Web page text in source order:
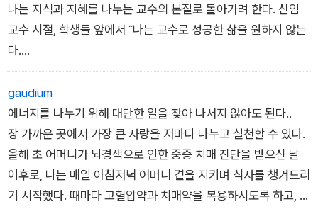
나는 지식과 지혜를 나누는 교수의 본질로 돌아가려 한다. 신임
교수 시절, 학생들 앞에서 ˝나는 교수로 성공한 삶을 원하지 않는
다.
자연의 원리를 탐구하기를 즐거워하며 지식을 나누는 행복한 과
학자가 될 것이다˝라고 선언한 약속을 지킬 것이다. 후배 연구자
들에게 지식의 씨앗을 나누고 필요하다면 기회를 양보하겠다. 정
상에오르는 방법만이 아니라 물러날 줄 아는 길까지도 후배들에
게 전수할 수 있다면, 그것은 내가 살아온 치열한 교수로서의 삶
에 대한
gaudium
에너지를 나누기 위해 대단한 일을 찾아 나서지 않아도 된다..
장 가까운 곳에서 가장 큰 사랑을 저마다 나누고 실천할 수 있다.
올해 초 어머니가 뇌경색으로 인한 중증 치매 진단을 받으신 날
이후로, 나는 매일 아침저녁 어머니 곁을 지키며 식사를 챙겨드리
기 시작했다. 때마다 고혈압약과 치매약을 복용하시도록 하고, 내